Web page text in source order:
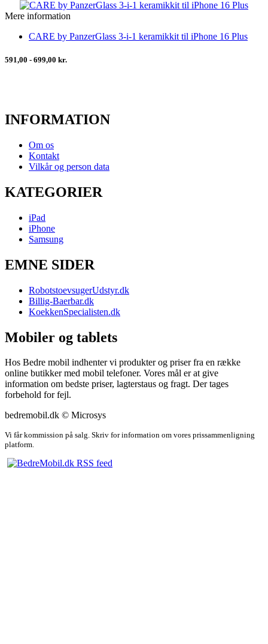
Mere information
CARE by PanzerGlass 3-i-1 keramikkit til iPhone 16 Plus
591,00 - 699,00 kr.
INFORMATION
Om os
Kontakt
Vilkår og person data
KATEGORIER
iPad
iPhone
Samsung
EMNE SIDER
RobotstoevsugerUdstyr.dk
Billig-Baerbar.dk
KoekkenSpecialisten.dk
Mobiler og tablets
Hos Bedre mobil indhenter vi produkter og priser fra en række
online butikker med mobil telefoner. Vores mål er at give
information om bedste priser, lagterstaus og fragt. Der tages
forbehold for fejl.
bedremobil.dk © Microsys
Vi får kommission på salg. Skriv for information om vores prissammenligning
platform.